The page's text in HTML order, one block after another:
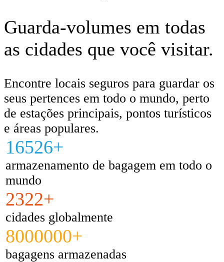
Guarda-volumes em todas
as cidades que você visitar.
Encontre locais seguros para guardar os
seus pertences em todo o mundo, perto
de estações principais, pontos turísticos
e áreas populares.
16526+
armazenamento de bagagem em todo o
mundo
2322+
cidades globalmente
8000000+
bagagens armazenadas